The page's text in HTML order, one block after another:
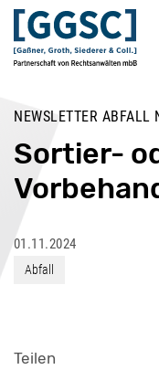
NEWSLETTER ABFALL
Sortier-
01.11.2024
Abfall
Teilen